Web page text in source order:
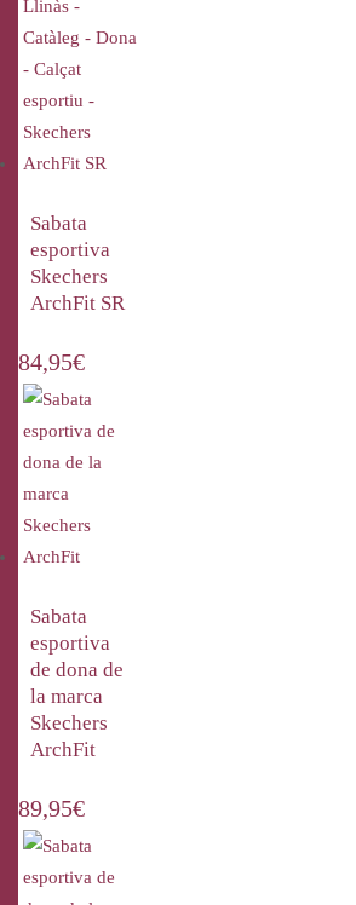
Sabata
esportiva
Skechers
ArchFit SR
84,95€
Sabata
esportiva
de dona de
la marca
Skechers
ArchFit
89,95€